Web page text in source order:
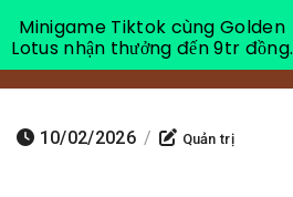
10/02/2026 / Quản trị
Minigame Tiktok cùng Golden
Lotus nhận thưởng đến 9tr đồng.